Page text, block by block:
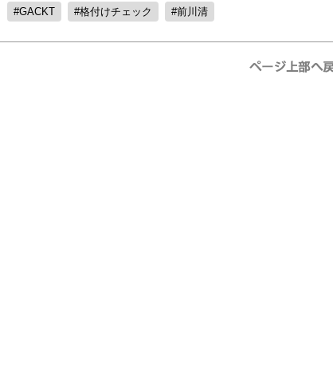
GACKT 格付けチェック 前川清